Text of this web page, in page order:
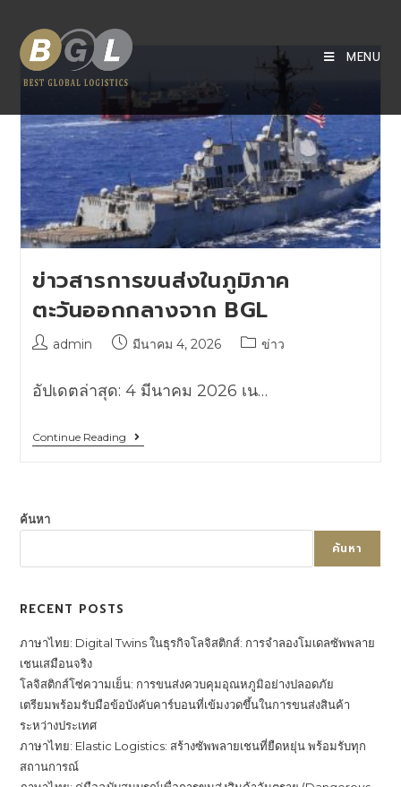
MENU
ข่าวสารการขนส่งในภูมิภาค
ตะวันออกกลางจาก BGL
admin มีนาคม 4, 2026 ข่าว
อัปเดตล่าสุด: 4 มีนาคม 2026 เน…
Continue Reading
ค้นหา
ค้นหา
RECENT POSTS
ภาษาไทย: Digital Twins ในธุรกิจโลจิสติกส์: การจำลองโมเดลซัพพลาย
เชนเสมือนจริง
โลจิสติกส์โซ่ความเย็น: การขนส่งควบคุมอุณหภูมิอย่างปลอดภัย
เตรียมพร้อมรับมือข้อบังคับคาร์บอนที่เข้มงวดขึ้นในการขนส่งสินค้า
ระหว่างประเทศ
ภาษาไทย: Elastic Logistics: สร้างซัพพลายเชนที่ยืดหยุ่น พร้อมรับทุก
สถานการณ์